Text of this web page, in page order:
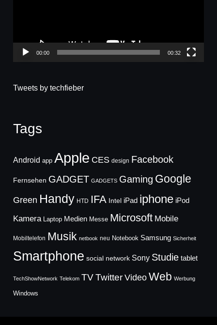
00:00 00:32
Tweets by techfieber
Tags
Android app Apple CES design Facebook
Fernsehen GADGET GADGETS Gaming Google
Green Handy HTD IFA Intel iPad iphone iPod
Kamera Laptop Medien Messe Microsoft Mobile
Mobiltelefon Musik netbook neu Notebook Samsung Sicherheit
Smartphone social network Sony Studie tablet
TechShowNetwork Telekom TVTwitter Video Web Werbung
Windows